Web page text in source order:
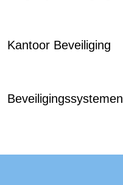
Kantoor Beveiliging
Beveiligingssystemen